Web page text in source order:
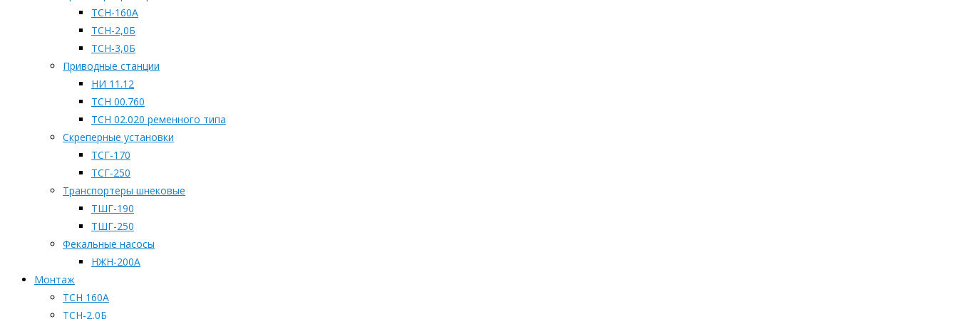
ТСН-160А
ТСН-2,0Б
ТСН-3,0Б
Приводные станции
НИ 11.12
ТСН 00.760
ТСН 02.020 ременного типа
Скреперные установки
ТСГ-170
ТСГ-250
Транспортеры шнековые
ТШГ-190
ТШГ-250
Фекальные насосы
НЖН-200А
Монтаж
ТСН 160А
ТСН-2,0Б